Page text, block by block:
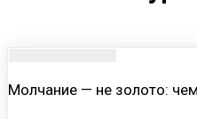
Молчание — не золото: чем